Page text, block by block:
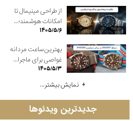
از طراحی مینیمال تا
امکانات هوشمند؛...
۱۴۰۵/۵/۶
بهترین ساعت مردانه
غواصی برای ماجرا...
۱۴۰۵/۵/۳
نمایش بیشتر...
جدیدترین ویدئوها